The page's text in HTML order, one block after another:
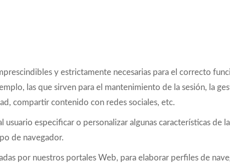
y estrictamente necesarias para el correcto
las que sirven para el mantenimiento de la sesión, la
compartir contenido con redes sociales, etc.
especificar o personalizar algunas características de
de navegador.
por nuestros portales Web, para elaborar perfiles de